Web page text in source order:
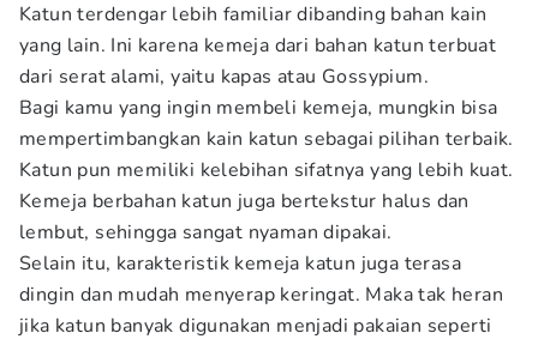
Katun terdengar lebih familiar dibanding bahan kain
yang lain. Ini karena kemeja dari bahan katun terbuat
dari serat alami, yaitu kapas atau Gossypium.
Bagi kamu yang ingin membeli kemeja, mungkin bisa
mempertimbangkan kain katun sebagai pilihan terbaik.
Katun pun memiliki kelebihan sifatnya yang lebih kuat.
Kemeja berbahan katun juga bertekstur halus dan
lembut, sehingga sangat nyaman dipakai.
Selain itu, karakteristik kemeja katun juga terasa
dingin dan mudah menyerap keringat. Maka tak heran
jika katun banyak digunakan menjadi pakaian seperti